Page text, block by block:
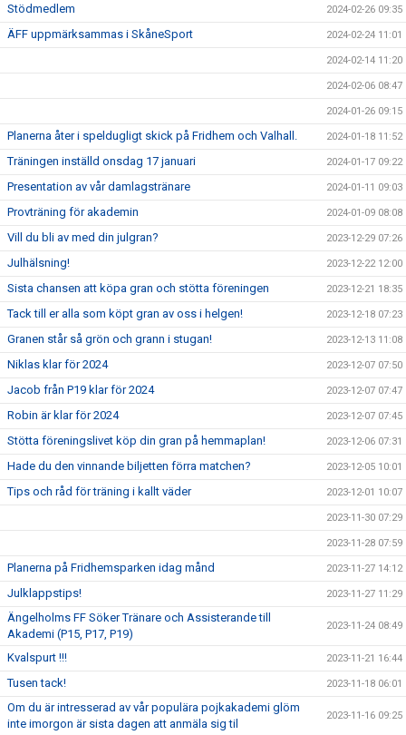
Stödmedlem 2024-02-26 09:35
ÄFF uppmärksammas i SkåneSport 2024-02-24 11:01
2024-02-14 11:20
2024-02-06 08:47
2024-01-26 09:15
Planerna åter i speldugligt skick på Fridhem och Valhall. 2024-01-18 11:52
Träningen inställd onsdag 17 januari 2024-01-17 09:22
Presentation av vår damlagstränare 2024-01-11 09:03
Provträning för akademin 2024-01-09 08:08
Vill du bli av med din julgran? 2023-12-29 07:26
Julhälsning! 2023-12-22 12:00
Sista chansen att köpa gran och stötta föreningen 2023-12-21 18:35
Tack till er alla som köpt gran av oss i helgen! 2023-12-18 07:23
Granen står så grön och grann i stugan! 2023-12-13 11:08
Niklas klar för 2024 2023-12-07 07:50
Jacob från P19 klar för 2024 2023-12-07 07:47
Robin är klar för 2024 2023-12-07 07:45
Stötta föreningslivet köp din gran på hemmaplan! 2023-12-06 07:31
Hade du den vinnande biljetten förra matchen? 2023-12-05 10:01
Tips och råd för träning i kallt väder 2023-12-01 10:07
2023-11-30 07:29
2023-11-28 07:59
Planerna på Fridhemsparken idag månd 2023-11-27 14:12
Julklappstips! 2023-11-27 11:29
Ängelholms FF Söker Tränare och Assisterande till
Akademi (P15, P17, P19)
2023-11-24 08:49
Kvalspurt !!! 2023-11-21 16:44
Tusen tack! 2023-11-18 06:01
Om du är intresserad av vår populära pojkakademi glöm
inte imorgon är sista dagen att anmäla sig til
2023-11-16 09:25